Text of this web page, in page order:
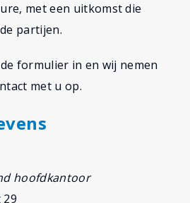
met een uitkomst die
partijen.
formulier in en wij nemen
met u op.
hoofdkantoor